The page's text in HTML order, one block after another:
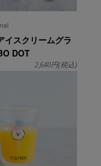
イスクリームグラ
DOT
2,640円(税込)